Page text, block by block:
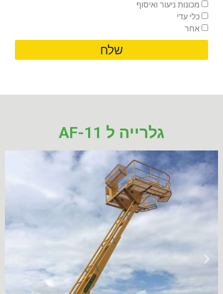
מכונות ניעור ואיסוף
כלי עדי
אחר
שלח
גלרייה ל AF-11